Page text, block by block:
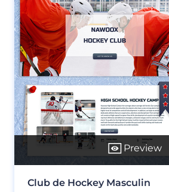
Preview
Club de Hockey Masculin